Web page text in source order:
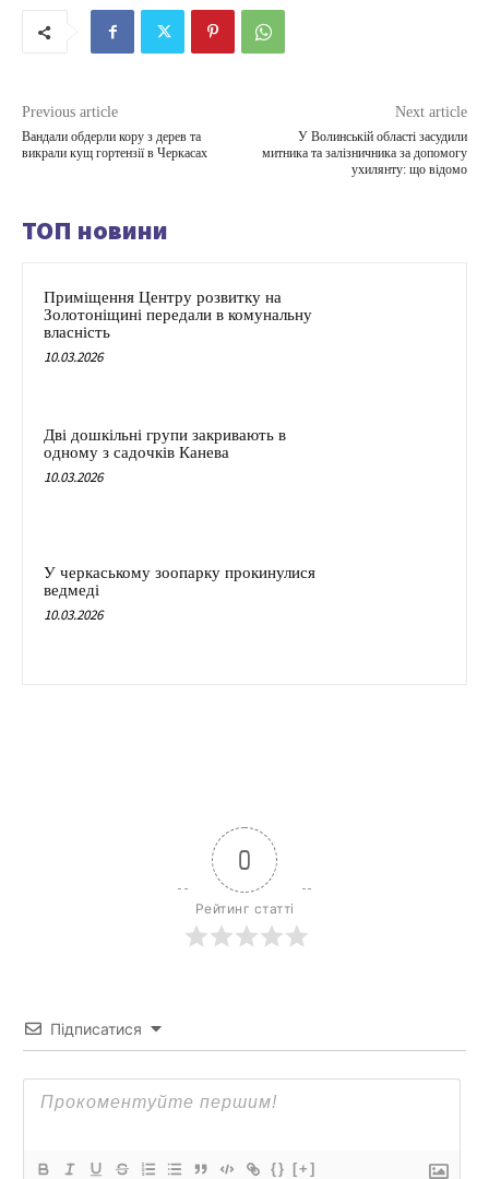
Previous article
Вандали обдерли кору з дерев та
викрали кущ гортензії в Черкасах
Next article
У Волинській області засудили
митника та залізничника за допомогу
ухилянту: що відомо
ТОП новини
Приміщення Центру розвитку на
Золотоніщині передали в комунальну
власність
10.03.2026
Дві дошкільні групи закривають в
одному з садочків Канева
10.03.2026
У черкаському зоопарку прокинулися
ведмеді
10.03.2026
0
Рейтинг статті
Підписатися
{} [+]